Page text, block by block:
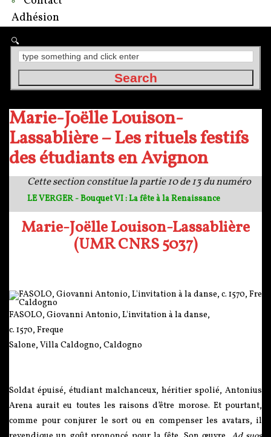
Adhésion
Marie-Joëlle Louison-
Lassablière – Les rituels festifs
des étudiants en Avignon
Cette section constitue la partie 10 de 13 du numéro
LE VERGER - Bouquet VI : La fête à la Renaissance
Marie-Joëlle Louison-Lassablière
(UMR CNRS 5037)
FASOLO, Giovanni Antonio, L'invitation à la danse,
c. 1570, Freque
Salone, Villa Caldogno, Caldogno
Soldat épuisé, étudiant malchanceux, héritier spolié, Antonius
Arena aurait eu toutes les raisons d’être morose. Et pourtant,
comme pour conjurer le sort ou en compenser les avatars, il